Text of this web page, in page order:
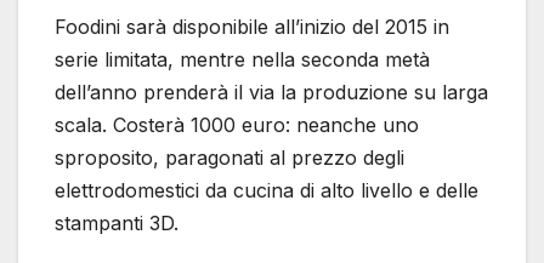
Foodini sarà disponibile all’inizio del 2015 in
serie limitata, mentre nella seconda metà
dell’anno prenderà il via la produzione su larga
scala. Costerà 1000 euro: neanche uno
sproposito, paragonati al prezzo degli
elettrodomestici da cucina di alto livello e delle
stampanti 3D.